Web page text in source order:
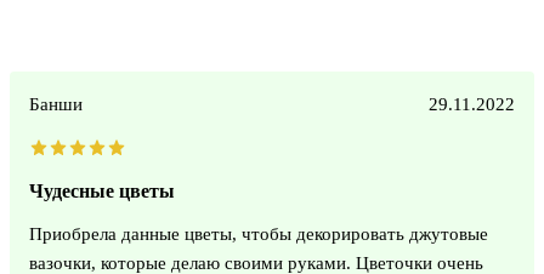
Банши 29.11.2022
Чудесные цветы
Приобрела данные цветы, чтобы декорировать джутовые
вазочки, которые делаю своими руками. Цветочки очень